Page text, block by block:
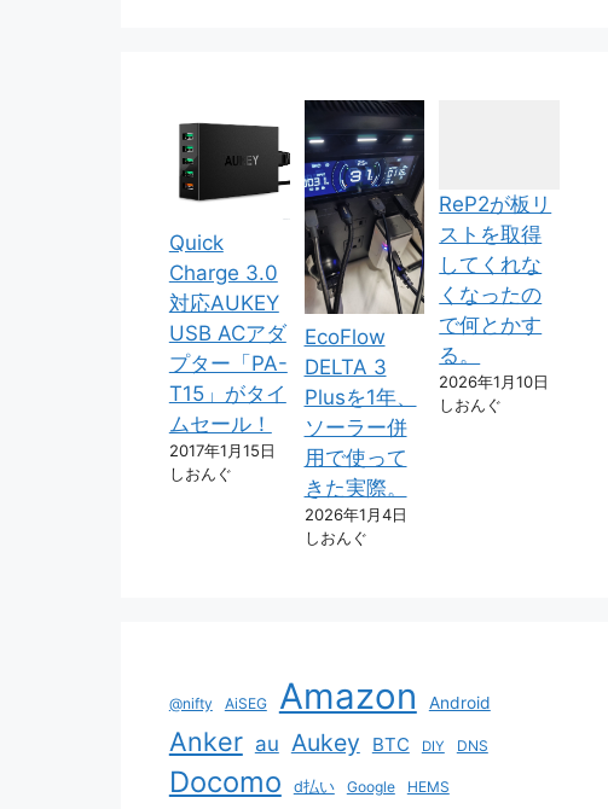
Quick
Charge 3.0
対応AUKEY
USB ACアダ
プター「PA-
T15」がタイ
ムセール！
2017年1月15日
しおんぐ
EcoFlow
DELTA 3
Plusを1年、
ソーラー併
用で使って
きた実際。
2026年1月4日
しおんぐ
ReP2が板リ
ストを取得
してくれな
くなったの
で何とかす
る。
2026年1月10日
しおんぐ
@nifty AiSEG Amazon Android
Anker au Aukey BTC DIY DNS
Docomo d払い Google HEMS